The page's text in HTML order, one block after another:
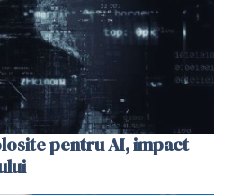
pentru AI, impact